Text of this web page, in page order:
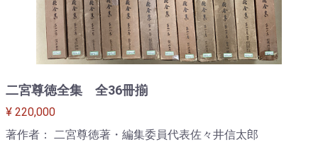
二宮尊徳全集 全36冊揃
¥ 220,000
著作者： 二宮尊徳著・編集委員代表佐々井信太郎